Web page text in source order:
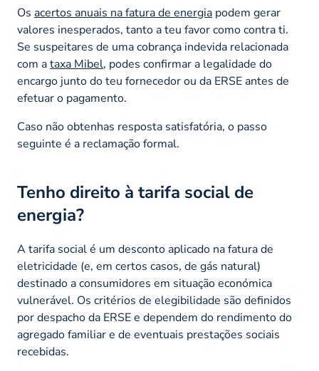
Os acertos anuais na fatura de energia podem gerar
valores inesperados, tanto a teu favor como contra ti.
Se suspeitares de uma cobrança indevida relacionada
com ataxa Mibel, podes confirmar a legalidade do
encargo junto do teu fornecedor ou da ERSE antes de
efetuar o pagamento.
Caso não obtenhas resposta satisfatória, o passo
seguinte é a reclamação formal.
Tenho direito à tarifa social de
energia?
A tarifa social é um desconto aplicado na fatura de
eletricidade (e, em certos casos, de gás natural)
destinado a consumidores em situação económica
vulnerável. Os critérios de elegibilidade são definidos
por despacho da ERSE e dependem do rendimento do
agregado familiar e de eventuais prestações sociais
recebidas.